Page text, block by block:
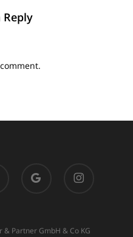
Reply
plus
Partner GmbH & Co KG